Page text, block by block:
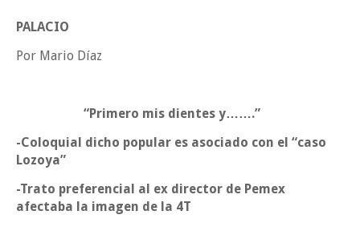
PALACIO
Por Mario Díaz
“Primero mis dientes y…….”
-Coloquial dicho popular es asociado con el “caso
Lozoya”
-Trato preferencial al ex director de Pemex
afectaba la imagen de la 4T